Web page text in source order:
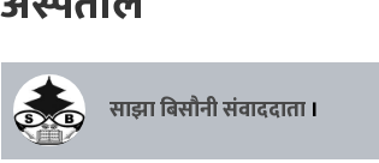
साझा बिसौनी संवाददाता ।